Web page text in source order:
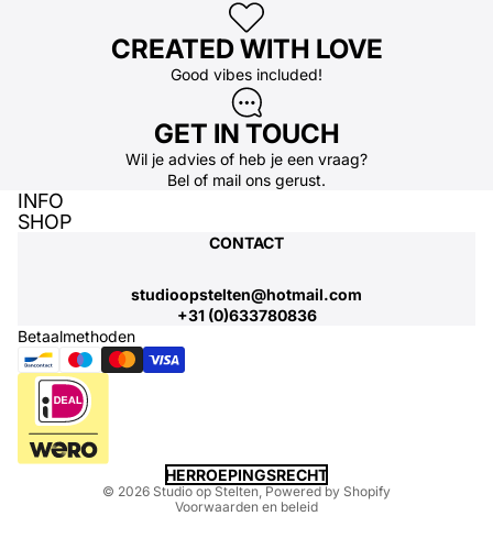
CREATED WITH LOVE
Good vibes included!
GET IN TOUCH
Wil je advies of heb je een vraag?
Bel of mail ons gerust.
INFO
SHOP
CONTACT
studioopstelten@hotmail.com
+31 (0)633780836
Betaalmethoden
HERROEPINGSRECHT
© 2026 Studio op Stelten, Powered by Shopify
Voorwaarden en beleid
Privacybeleid